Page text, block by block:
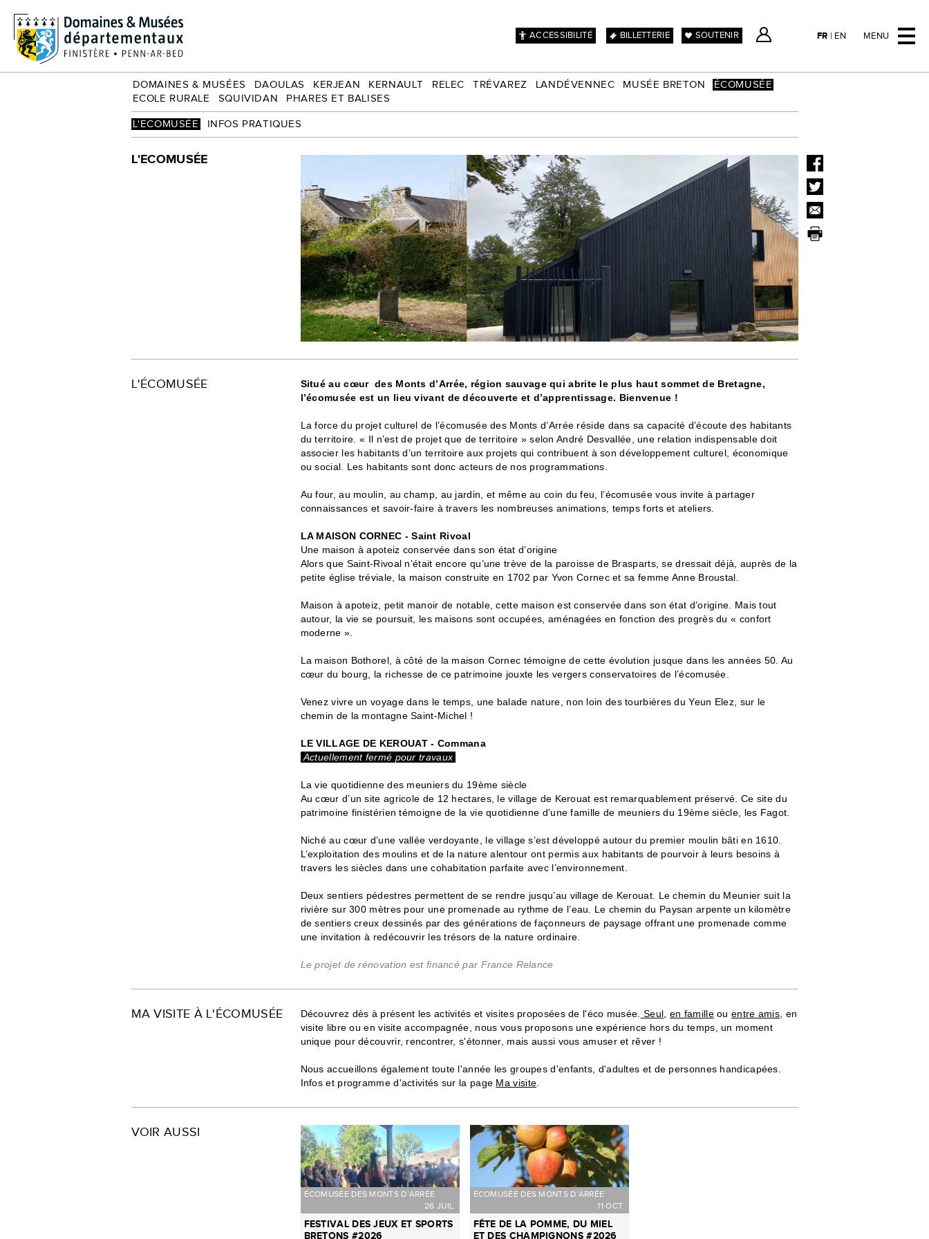
ACCESSIBILITÉ BILLETTERIE SOUTENIR FR | EN MENU
Ecole rurale
Squividan
Phares et balises
DOMAINES & MUSÉES DAOULAS KERJEAN KERNAULT RELEC TRÉVAREZ LANDÉVENNEC MUSÉE BRETON
ÉCOMUSÉE
ECOLE RURALE
SQUIVIDAN PHARES ET BALISES
L'ECOMUSÉE INFOS PRATIQUES
L'ECOMUSÉE
L'ÉCOMUSÉE
Situé au cœur des Monts d’Arrée, région sauvage qui abrite le plus haut sommet de Bretagne,
l’écomusée est un lieu vivant de découverte et d’apprentissage. Bienvenue !
La force du projet culturel de l’écomusée des Monts d’Arrée réside dans sa capacité d’écoute des habitants
du territoire. « Il n’est de projet que de territoire » selon André Desvallée, une relation indispensable doit
associer les habitants d’un territoire aux projets qui contribuent à son développement culturel, économique
ou social. Les habitants sont donc acteurs de nos programmations.
Au four, au moulin, au champ, au jardin, et même au coin du feu, l’écomusée vous invite à partager
connaissances et savoir-faire à travers les nombreuses animations, temps forts et ateliers.
LA MAISON CORNEC - Saint Rivoal
Une maison à apoteiz conservée dans son état d’origine
Alors que Saint-Rivoal n’était encore qu’une trève de la paroisse de Brasparts, se dressait déjà, auprès de la
petite église tréviale, la maison construite en 1702 par Yvon Cornec et sa femme Anne Broustal.
Maison à apoteiz, petit manoir de notable, cette maison est conservée dans son état d’origine. Mais tout
autour, la vie se poursuit, les maisons sont occupées, aménagées en fonction des progrès du « confort
moderne ».
La maison Bothorel, à côté de la maison Cornec témoigne de cette évolution jusque dans les années 50. Au
cœur du bourg, la richesse de ce patrimoine jouxte les vergers conservatoires de l’écomusée.
Venez vivre un voyage dans le temps, une balade nature, non loin des tourbières du Yeun Elez, sur le
chemin de la montagne Saint-Michel !
LE VILLAGE DE KEROUAT - Commana
Actuellement fermé pour travaux
La vie quotidienne des meuniers du 19ème siècle
Au cœur d’un site agricole de 12 hectares, le village de Kerouat est remarquablement préservé. Ce site du
patrimoine finistérien témoigne de la vie quotidienne d’une famille de meuniers du 19ème siècle, les Fagot.
Niché au cœur d’une vallée verdoyante, le village s’est développé autour du premier moulin bâti en 1610.
L’exploitation des moulins et de la nature alentour ont permis aux habitants de pourvoir à leurs besoins à
travers les siècles dans une cohabitation parfaite avec l’environnement.
Deux sentiers pédestres permettent de se rendre jusqu’au village de Kerouat. Le chemin du Meunier suit la
rivière sur 300 mètres pour une promenade au rythme de l’eau. Le chemin du Paysan arpente un kilomètre
de sentiers creux dessinés par des générations de façonneurs de paysage offrant une promenade comme
une invitation à redécouvrir les trésors de la nature ordinaire.
Le projet de rénovation est financé par France Relance
MA VISITE À L'ÉCOMUSÉE Découvrez dès à présent les activités et visites proposées de l'éco musée. Seul en familleouentre amis , en
visite libre ou en visite accompagnée, nous vous proposons une expérience hors du temps, un moment
unique pour découvrir, rencontrer, s'étonner, mais aussi vous amuser et rêver !
Nous accueillons également toute l'année les groupes d'enfants, d'adultes et de personnes handicapées.
Infos et programme d'activités sur la page Ma visite
VOIR AUSSI
ÉCOMUSÉE DES MONTS D’ARRÉE
26 JUIL.
FESTIVAL DES JEUX ET SPORTS
BRETONS #2026
ÉCOMUSÉE DES MONTS D’ARRÉE
11 OCT.
FÊTE DE LA POMME, DU MIEL
ET DES CHAMPIGNONS #2026